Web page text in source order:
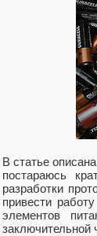
В статье
постараюсь
разработки
привести
элементов
заключительной